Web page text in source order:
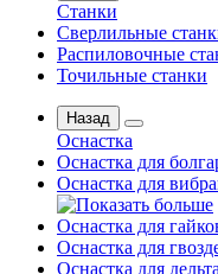
Станки
Сверлильные
Распиловочные
Точильные станки
Назад
Оснастка
Оснастка для
Оснастка для
Оснастка для
Оснастка для
Оснастка для